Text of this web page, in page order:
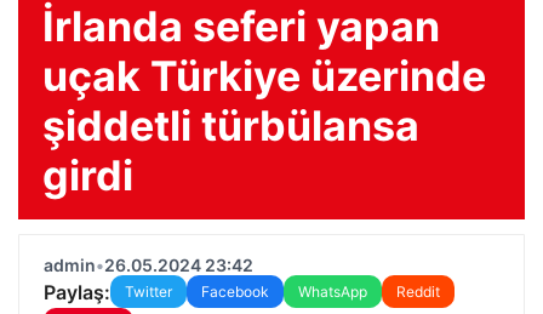
İrlanda seferi yapan
uçak Türkiye üzerinde
şiddetli türbülansa
girdi
admin•26.05.2024 23:42
Paylaş: Twitter Facebook WhatsApp
Reddit